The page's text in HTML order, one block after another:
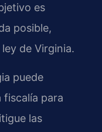
es
posible,
de Virginia.
puede
fiscalía para
las